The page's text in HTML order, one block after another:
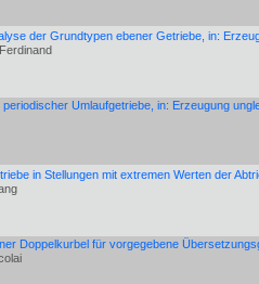
der Grundtypen ebener Getriebe, in:
Umlaufgetriebe, in: Erzeugung
in Stellungen mit extremen Werten der
Doppelkurbel für vorgegebene